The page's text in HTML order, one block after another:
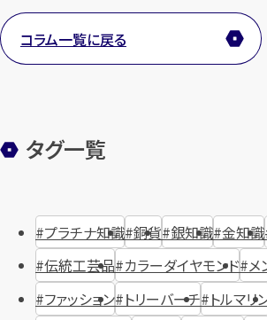
コラム一覧に戻る
タグ一覧
プラチナ知識 銅貨 銀知識 金知識
伝統工芸品 カラーダイヤモンド メ
ファッション トリーバーチ トルマリ